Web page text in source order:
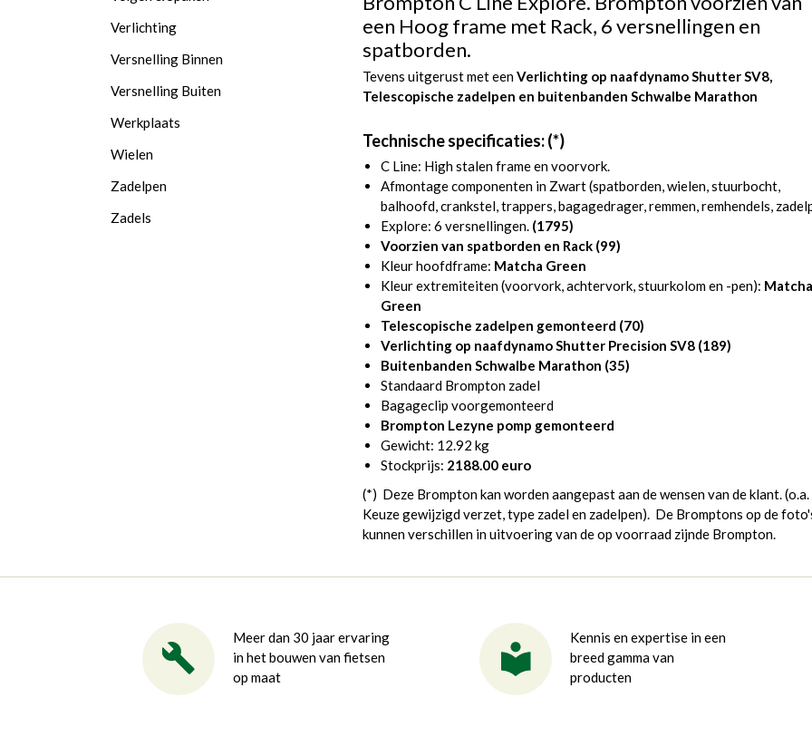
een Hoog frame met Rack, 6 versnellingen en
spatborden.
Tevens uitgerust met eenVerlichting op naafdynamo Shutter SV8,
Telescopische zadelpen en buitenbanden Schwalbe Marathon
Technische specificaties: (*)
C Line: High stalen frame en voorvork.
Afmontage componenten in Zwart (spatborden, wielen, stuurbocht,
balhoofd, crankstel, trappers, bagagedrager, remmen, remhendels,
Explore: 6 versnellingen. (1795)
Voorzien van spatborden en Rack (99)
Kleur hoofdframe: Matcha Green
Kleur extremiteiten (voorvork, achtervork, stuurkolom en -pen): Matcha
Green
Telescopische zadelpen gemonteerd (70)
Verlichting op naafdynamo Shutter Precision SV8 (189)
Buitenbanden Schwalbe Marathon (35)
Standaard Brompton zadel
Bagageclip voorgemonteerd
Brompton Lezyne pomp gemonteerd
Gewicht: 12.92 kg
Stockprijs: 2188.00 euro
(*) Deze Brompton kan worden aangepast aan de wensen van de klant. (o.a.
Keuze gewijzigd verzet, type zadel en zadelpen). De Bromptons op de
kunnen verschillen in uitvoering van de op voorraad zijnde Brompton.
Verlichting
Versnelling Binnen
Versnelling Buiten
Werkplaats
Wielen
Zadelpen
Zadels
Meer dan 30 jaar ervaring
in het bouwen van fietsen
op maat
Kennis en expertise in een
breed gamma van
producten